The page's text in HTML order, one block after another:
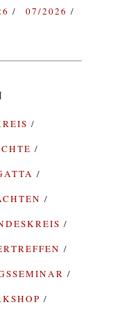
07/2026